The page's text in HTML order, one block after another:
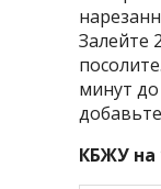
Залейте
минут
КБЖУ на